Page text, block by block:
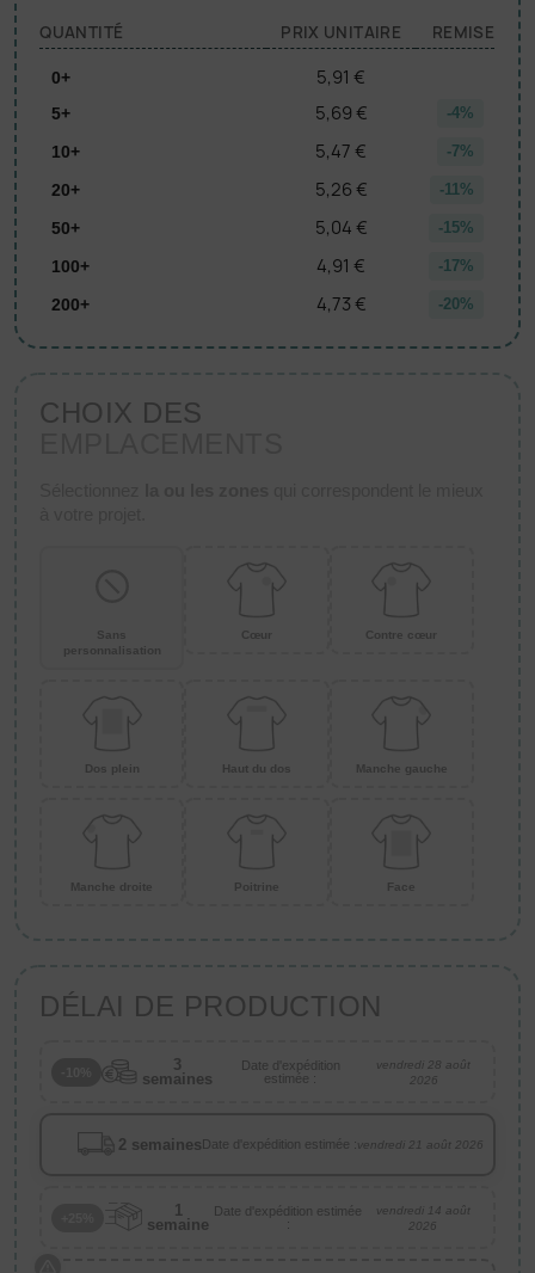
QUANTITÉ PRIX UNITAIRE REMISE
0+ 5,91 €
5+ 5,69 € -4%
10+ 5,47 € -7%
20+ 5,26 € -11%
50+ 5,04 € -15%
100+ 4,91 € -17%
200+ 4,73 € -20%
CHOIX DES
Sans
personnalisation
Cœur Contre cœur
Dos plein Haut du dos Manche gauche
Manche droite Poitrine Face
DÉLAI DE PRODUCTION
3
semaines
Date d'expédition
estimée :
vendredi 28 août
2026
2 semaines Date d'expédition estimée :vendredi 21 août 2026
1
semaine
Date d'expédition estimée
:
vendredi 14 août
2026